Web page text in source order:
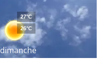
dimanche
27°C
26°C